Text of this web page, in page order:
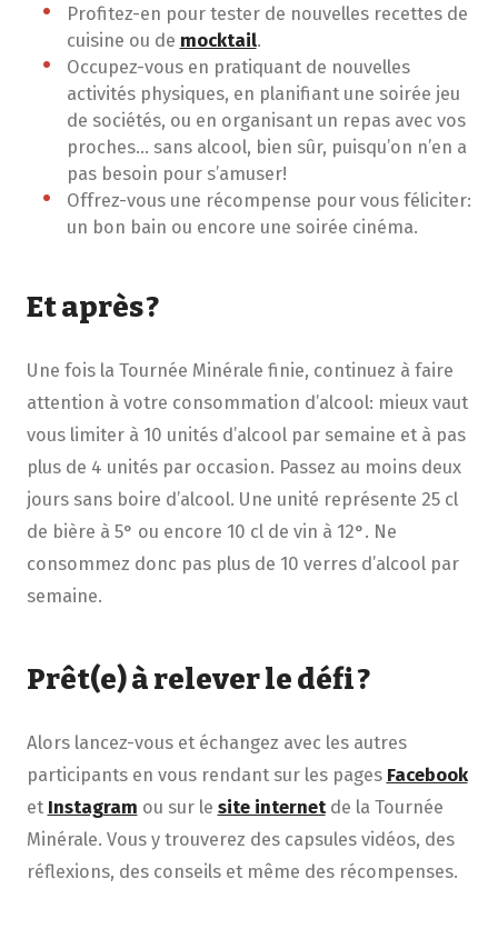
Profitez-en pour tester de nouvelles recettes de
cuisine ou de mocktail.
Occupez-vous en pratiquant de nouvelles
activités physiques, en planifiant une soirée jeu
de sociétés, ou en organisant un repas avec vos
proches... sans alcool, bien sûr, puisqu’on n’en a
pas besoin pour s’amuser!
Offrez-vous une récompense pour vous féliciter:
un bon bain ou encore une soirée cinéma.
Et après ?
Une fois la Tournée Minérale finie, continuez à faire
attention à votre consommation d’alcool: mieux vaut
vous limiter à 10 unités d’alcool par semaine et à pas
plus de 4 unités par occasion. Passez au moins deux
jours sans boire d’alcool. Une unité représente 25 cl
de bière à 5° ou encore 10 cl de vin à 12°. Ne
consommez donc pas plus de 10 verres d’alcool par
semaine.
Prêt(e) à relever le défi ?
Alors lancez-vous et échangez avec les autres
participants en vous rendant sur les pages Facebook
et Instagram ou sur le site internetde la Tournée
Minérale. Vous y trouverez des capsules vidéos, des
réflexions, des conseils et même des récompenses.